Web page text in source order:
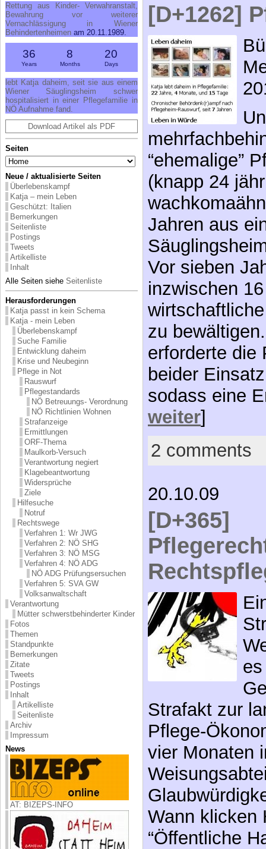
Rettung aus Kinder- Verwahranstalt,
Bewahrung vor weiterer
Vernachlässigung in Wiener
Behindertenheimen am 20.11.1989.
36
Years
8
Months
20
Days
lebt Katja daheim, seit sie aus einem
Wiener Säuglingsheim schwer
hospitalisiert in einer Pflegefamilie in
NÖ Aufnahme fand.
Download Artikel als PDF
Seiten
Neue / aktualisierte Seiten
Überlebenskampf
Katja – mein Leben
Geschützt: Italien
Bemerkungen
Seitenliste
Postings
Tweets
Artikelliste
Inhalt
Alle Seiten siehe Seitenliste
Herausforderungen
Katja passt in kein Schema
Katja - mein Leben
Überlebenskampf
Suche Familie
Entwicklung daheim
Krise und Neubeginn
Pflege in Not
Rauswurf
Pflegestandards
NÖ Betreuungs- Verordnung
NÖ Richtlinien Wohnen
Strafanzeige
Ermittlungen
ORF-Thema
Maulkorb-Versuch
Verantwortung negiert
Klagebeantwortung
Widersprüche
Ziele
Hilfesuche
Notruf
Rechtswege
Verfahren 1: Wr JWG
Verfahren 2: NÖ SHG
Verfahren 3: NÖ MSG
Verfahren 4: NÖ ADG
NÖ ADG Prüfungsersuchen
Verfahren 5: SVA GW
Volksanwaltschaft
Verantwortung
Mütter schwerstbehinderter Kinder
Fotos
Themen
Standpunkte
Bemerkungen
Zitate
Tweets
Postings
Inhalt
Artikelliste
Seitenliste
Archiv
Impressum
News
AT: BIZEPS-INFO
[D+1262]
“ehemalige”
(knapp 24
Jahren aus
Vor sieben
inzwischen
zu
erforderte die
beider
sodass eine
weiter]
2 comments
20.10.09
[D+365]
Strafakt zur
Pflege-
vier Monaten
Wann klicken
“Öffentliche